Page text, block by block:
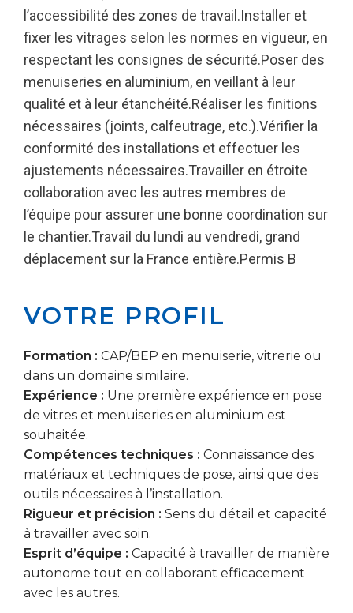
l’accessibilité des zones de travail.Installer et
fixer les vitrages selon les normes en vigueur, en
respectant les consignes de sécurité.Poser des
menuiseries en aluminium, en veillant à leur
qualité et à leur étanchéité.Réaliser les finitions
nécessaires (joints, calfeutrage, etc.).Vérifier la
conformité des installations et effectuer les
ajustements nécessaires.Travailler en étroite
collaboration avec les autres membres de
l’équipe pour assurer une bonne coordination sur
le chantier.Travail du lundi au vendredi, grand
déplacement sur la France entière.Permis B
VOTRE PROFIL
Formation : CAP/BEP en menuiserie, vitrerie ou
dans un domaine similaire.
Expérience : Une première expérience en pose
de vitres et menuiseries en aluminium est
souhaitée.
Compétences techniques : Connaissance des
matériaux et techniques de pose, ainsi que des
outils nécessaires à l’installation.
Rigueur et précision : Sens du détail et capacité
à travailler avec soin.
Esprit d’équipe : Capacité à travailler de manière
autonome tout en collaborant efficacement
avec les autres.